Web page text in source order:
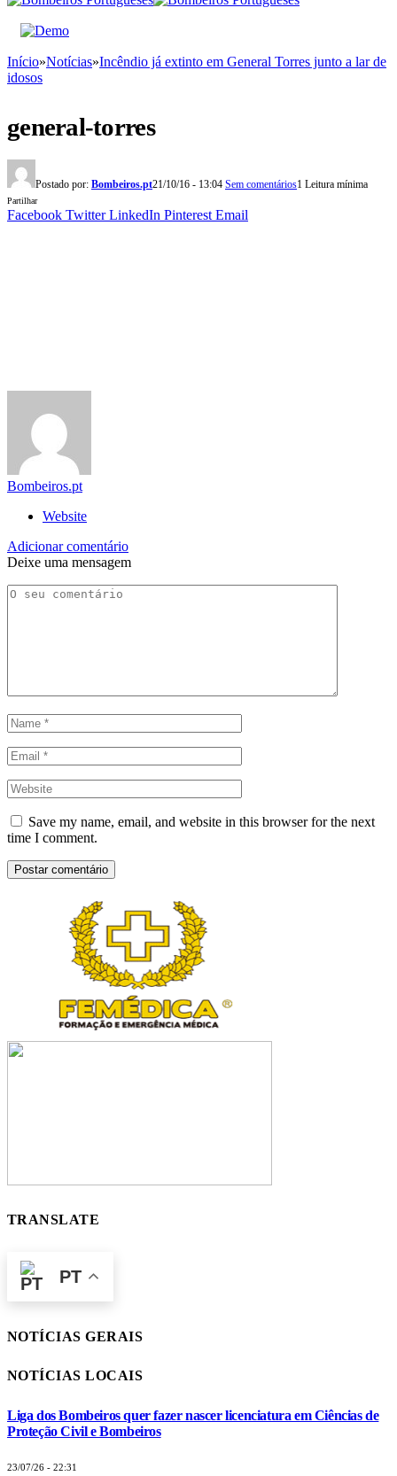
Início»Notícias»Incêndio já extinto em General Torres junto a lar de
idosos
general-torres
Postado por: Bombeiros.pt21/10/16 - 13:04 Sem comentários1 Leitura mínima
Partilhar
Facebook Twitter LinkedIn Pinterest Email
Bombeiros.pt
Website
Adicionar comentário
Deixe uma mensagem
Save my name, email, and website in this browser for the next
time I comment.
TRANSLATE
PT
NOTÍCIAS GERAIS
NOTÍCIAS LOCAIS
Liga dos Bombeiros quer fazer nascer licenciatura em Ciências de
Proteção Civil e Bombeiros
23/07/26 - 22:31